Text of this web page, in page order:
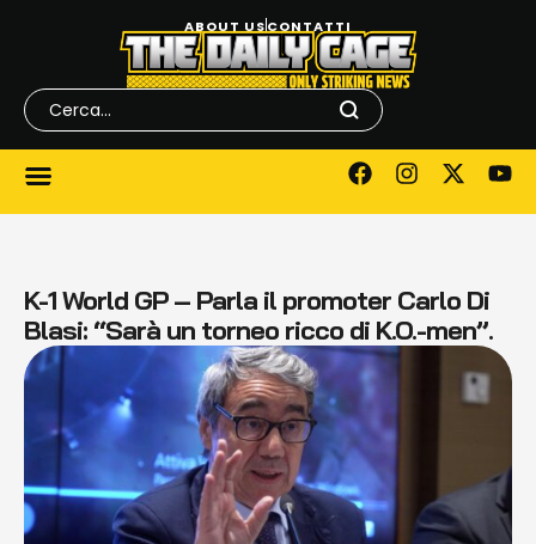
ABOUT USCONTATTI
K-1 World GP – Parla il promoter Carlo Di
Blasi: “Sarà un torneo ricco di K.O.-men”.